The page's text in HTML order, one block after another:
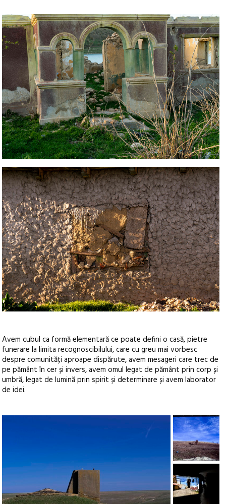
Avem cubul ca formă elementară ce poate defini o casă, pietre
funerare la limita recognoscibilului, care cu greu mai vorbesc
despre comunități aproape dispărute, avem mesageri care trec de
pe pământ în cer și invers, avem omul legat de pământ prin corp și
umbră, legat de lumină prin spirit și determinare și avem laborator
de idei.
+1